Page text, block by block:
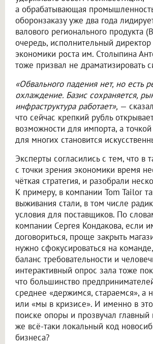
а обрабатывающая
оборонзаказу уже два года
валового регионального продукта
очередь, исполнительный директор
экономики роста им. Столыпина
тоже призвал не драматизировать
«Обвального падения нет, но есть
охлаждение. Базис сохраняется,
инфраструктура работает», —
что сейчас крепкий рубль
возможности для импорта, а точкой
для многих становится
Эксперты согласились с тем, что в
с точки зрения экономики время
чёткая стратегия, и разобрали
К примеру, в компании Tom Tailor
выживания стали, в том числе
условия для поставщиков. По
компании Сергея Кондакова, если
договориться, проще закрыть
нужно сфокусироваться на
баланс требовательности и
интерактивный опрос зала тоже
что большинство
среднее «держимся, стараемся», а
или «мы в кризисе». И именно в
поиске опоры и прозвучал главный
же всё-таки локальный код
бизнеса?